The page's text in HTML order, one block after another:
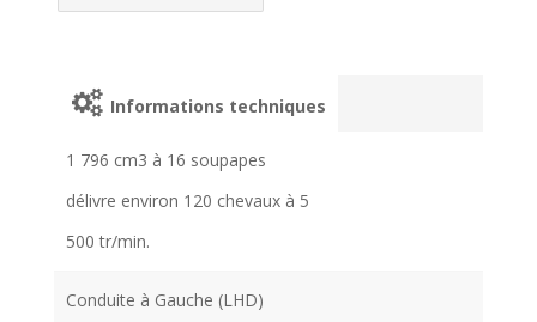
Informations techniques
1 796 cm3 à 16 soupapes
délivre environ 120 chevaux à 5
500 tr/min.
Conduite à Gauche (LHD)